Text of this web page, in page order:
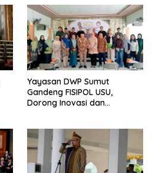
Yayasan DWP Sumut
Gandeng FISIPOL USU,
Dorong Inovasi dan